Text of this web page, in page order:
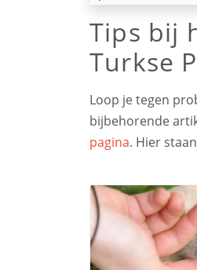
Tips bij
Turkse
Loop je tegen
bijbehorende
pagina. Hier